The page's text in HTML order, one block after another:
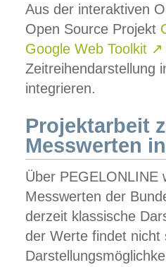
Aus der interaktiven
Open Source Projekt
Google Web Toolkit ↗
Zeitreihendarstellung
integrieren.
Projektarbeit
Messwerten
Über PEGELONLINE
Messwerten der
derzeit klassische
der Werte findet